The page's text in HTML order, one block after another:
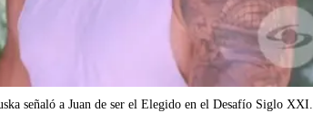
señaló a Juan de ser el Elegido en el Desafío Siglo XXI.